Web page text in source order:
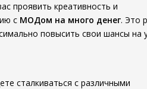
проявить креативность и
с МОДом на много денег. Это
повысить свои шансы на
сталкиваться с различными